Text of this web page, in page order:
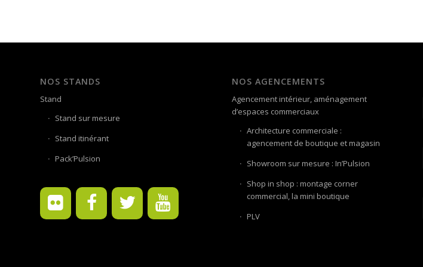
NOS STANDS
Stand
Stand sur mesure
Stand itinérant
Pack’Pulsion
NOS AGENCEMENTS
Agencement intérieur, aménagement
d’espaces commerciaux
Architecture commerciale :
agencement de boutique et magasin
Showroom sur mesure : In’Pulsion
Shop in shop : montage corner
commercial, la mini boutique
PLV